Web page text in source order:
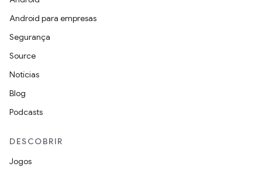
Android para empresas
Segurança
Source
Notícias
Blog
Podcasts
DESCOBRIR
Jogos